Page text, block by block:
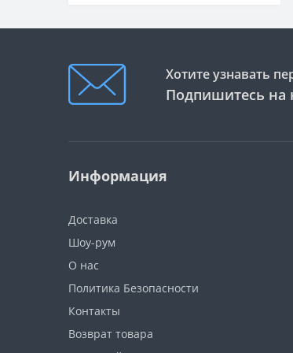
Хотите узнавать
Подпишитесь на
Информация
Доставка
Шоу-рум
О нас
Политика Безопасности
Контакты
Возврат товара